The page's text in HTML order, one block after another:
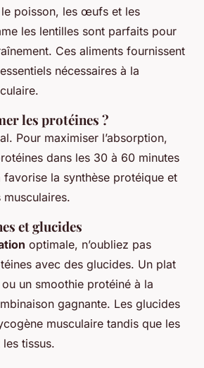
poisson, les œufs et les
les lentilles sont parfaits pour
Ces aliments fournissent
nécessaires à la
les protéines ?
Pour maximiser l’absorption,
dans les 30 à 60 minutes
favorise la synthèse protéique et
et glucides
optimale, n’oubliez pas
avec des glucides. Un plat
un smoothie protéiné à la
gagnante. Les glucides
musculaire tandis que les
tissus.